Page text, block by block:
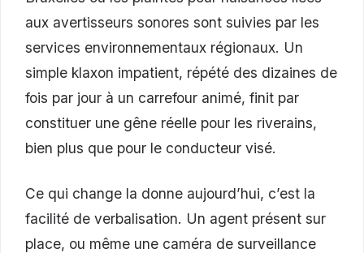
aux avertisseurs sonores sont suivies par les
services environnementaux régionaux. Un
simple klaxon impatient, répété des dizaines de
fois par jour à un carrefour animé, finit par
constituer une gêne réelle pour les riverains,
bien plus que pour le conducteur visé.
Ce qui change la donne aujourd’hui, c’est la
facilité de verbalisation. Un agent présent sur
place, ou même une caméra de surveillance